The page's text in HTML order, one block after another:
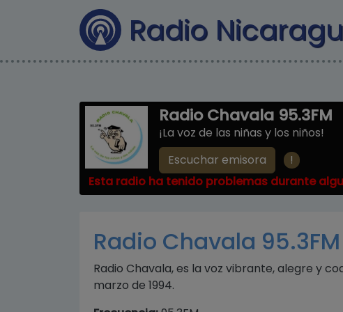
Radio
Radio Chavala 95.3FM
¡La voz de las niñas y los niños!
Escuchar emisora
!
Esta radio ha tenido problemas durante
Radio Chavala 95.3FM
Radio Chavala, es la voz vibrante, alegre y
marzo de 1994.